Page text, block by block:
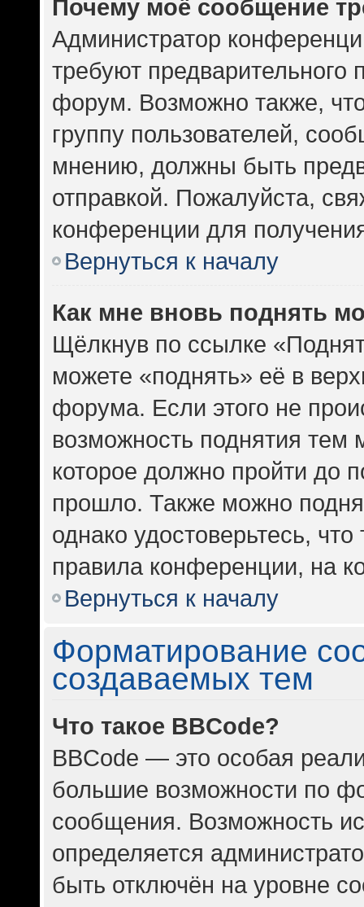
Почему моё сообщение
Администратор
требуют предварительного
форум. Возможно также,
группу пользователей,
мнению, должны быть
отправкой. Пожалуйста,
конференции для
Вернуться к началу
Как мне вновь поднять
Щёлкнув по ссылке
можете «поднять» её в
форума. Если этого не
возможность поднятия тем
которое должно пройти до
прошло. Также можно
однако удостоверьтесь,
правила конференции, на
Вернуться к началу
Форматирование
создаваемых тем
Что такое BBCode?
BBCode — это особая
большие возможности по
сообщения. Возможность
определяется
быть отключён на уровне